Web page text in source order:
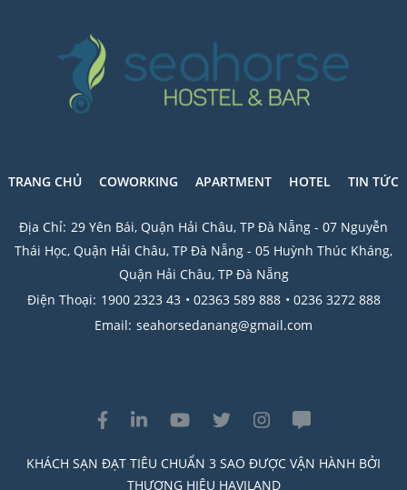
TRANG CHỦ COWORKING APARTMENT HOTEL TIN TỨC
Địa Chỉ: 29 Yên Bái, Quận Hải Châu, TP Đà Nẵng - 07 Nguyễn
Thái Học, Quận Hải Châu, TP Đà Nẵng - 05 Huỳnh Thúc Kháng,
Quận Hải Châu, TP Đà Nẵng
Điện Thoại: 1900 2323 43 • 02363 589 888 • 0236 3272 888
Email: seahorsedanang@gmail.com
KHÁCH SẠN ĐẠT TIÊU CHUẨN 3 SAO ĐƯỢC VẬN HÀNH BỞI
THƯƠNG HIỆU HAVILAND